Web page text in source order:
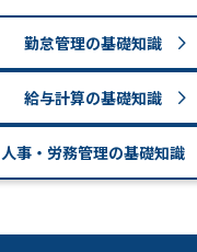
勤怠管理の基礎知識
給与計算の基礎知識
人事・労務管理の基礎知識